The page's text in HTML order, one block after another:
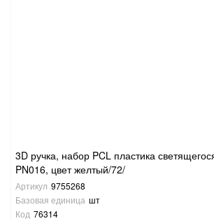
СНЕГОУБОРОЧНЫЙ ИНВЕНТАРЬ
СТРЕМЯНКИ,ЛЕСТНИЦЫ
3D ручка, набор PCL пластика
PN016, цвет желтый/72/
Артикул 9755268
Базовая единица шт
Код 76314